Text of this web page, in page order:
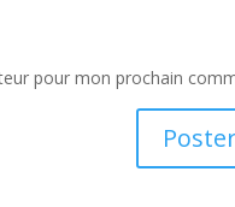
pour mon prochain